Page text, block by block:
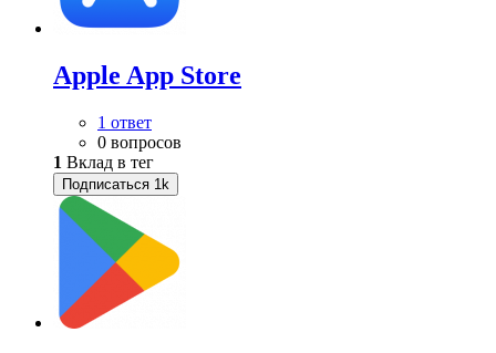
Apple App Store
1 ответ
0 вопросов
1 Вклад в тег
Подписаться 1k